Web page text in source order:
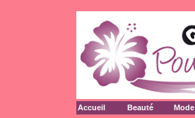
Accueil Beauté Mode